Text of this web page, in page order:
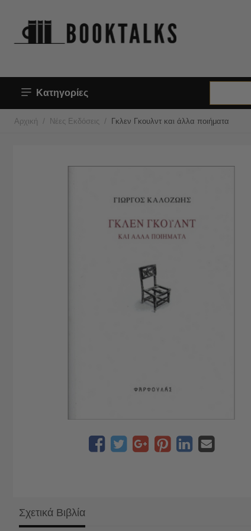
Κατηγορίες
Αρχική / Νέες Εκδόσεις / Γκλεν Γκουλντ και άλλα ποιήματα
Σχετικά Βιβλία